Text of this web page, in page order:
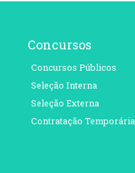
Concursos
Concursos Públicos
Seleção Interna
Seleção Externa
Contratação Temporária